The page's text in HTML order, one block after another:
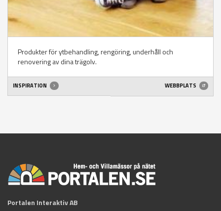
Produkter för ytbehandling, rengöring, underhåll och
renovering av dina trägolv.
INSPIRATION WEBBPLATS
Portalen Interaktiv AB